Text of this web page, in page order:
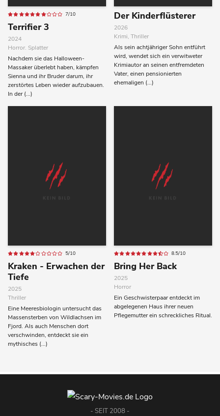
7/10
Terrifier 3
2024
Horror. Splatter
Nachdem sie das Halloween-
Massaker überlebt haben, kämpfen
Sienna und ihr Bruder darum, ihr
zerstörtes Leben wieder aufzubauen.
In der (...)
Der Kinderflüsterer
2026
Krimi, Thriller
Als sein achtjähriger Sohn entführt
wird, wendet sich ein verwitweter
Krimiautor an seinen entfremdeten
Vater, einen pensionierten
ehemaligen (...)
5/10
Kraken - Erwachen der
Tiefe
2025
Thriller
Eine Meeresbiologin untersucht das
Massensterben von Wildlachsen im
Fjord. Als auch Menschen dort
verschwinden, entdeckt sie ein
mythisches (...)
8.5/10
Bring Her Back
2025
Horror
Ein Geschwisterpaar entdeckt im
abgelegenen Haus ihrer neuen
Pflegemutter ein schreckliches Ritual.
- SEIT 2008 -